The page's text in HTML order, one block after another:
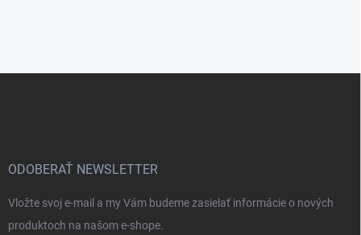
ODOBERAŤ NEWSLETTER
Vložte svoj e-mail a my Vám budeme zasielať informácie o nových
produktoch na našom e-shope.